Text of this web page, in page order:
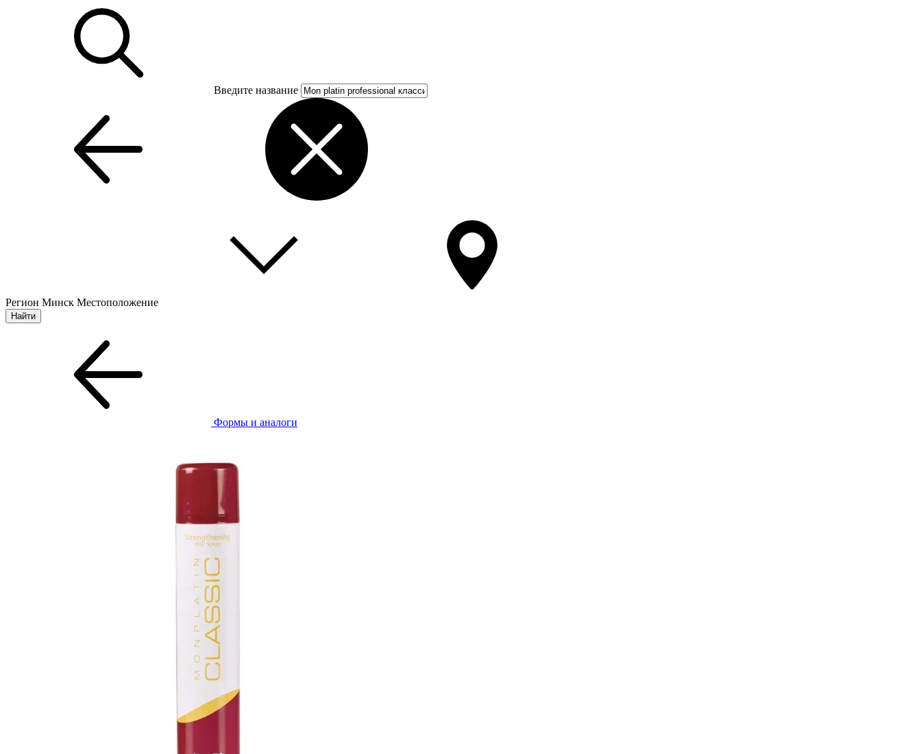
Введите название
Регион Минск Местоположение
Формы и аналоги